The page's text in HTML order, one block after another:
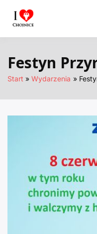
Festyn
Start Wydarzenia